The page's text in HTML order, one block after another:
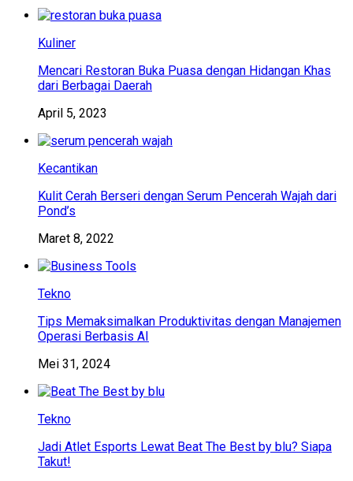
Kuliner
Mencari Restoran Buka Puasa dengan Hidangan Khas
dari Berbagai Daerah
April 5, 2023
Kecantikan
Kulit Cerah Berseri dengan Serum Pencerah Wajah dari
Pond’s
Maret 8, 2022
Tekno
Tips Memaksimalkan Produktivitas dengan Manajemen
Operasi Berbasis AI
Mei 31, 2024
Tekno
Jadi Atlet Esports Lewat Beat The Best by blu? Siapa
Takut!